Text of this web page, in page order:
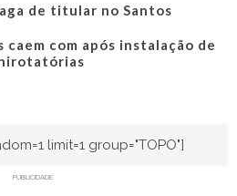
de titular no Santos
com após instalação de
limit=1 group="TOPO"]
PUBLICIDADE